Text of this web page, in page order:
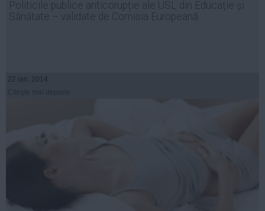
Politicile publice anticorupție ale USL din Educație și
Sănătate – validate de Comisia Europeană
22 ian, 2014